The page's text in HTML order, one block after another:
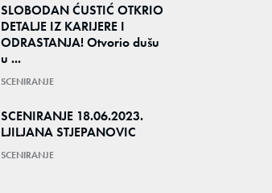
SLOBODAN ĆUSTIĆ OTKRIO
DETALJE IZ KARIJERE I
ODRASTANJA! Otvorio dušu
u ...
SCENIRANJE
SCENIRANJE 18.06.2023.
LJILJANA STJEPANOVIC
SCENIRANJE